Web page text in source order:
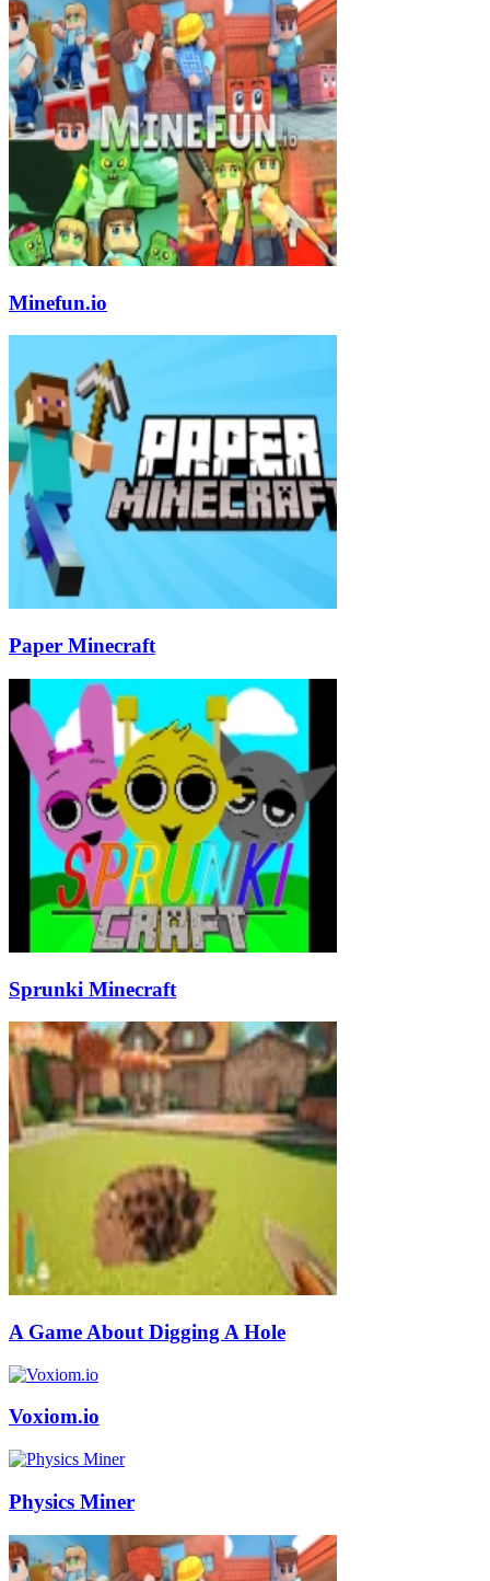
Minefun.io
Paper Minecraft
Sprunki Minecraft
A Game About Digging A Hole
Voxiom.io
Physics Miner